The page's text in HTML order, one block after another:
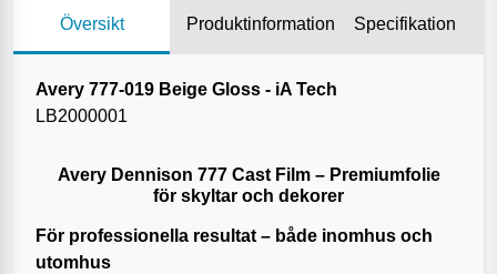
Översikt Produktinformation Specifikation
Avery 777-019 Beige Gloss - iA Tech
LB2000001
Avery Dennison 777 Cast Film – Premiumfolie
för skyltar och dekorer
För professionella resultat – både inomhus och
utomhus